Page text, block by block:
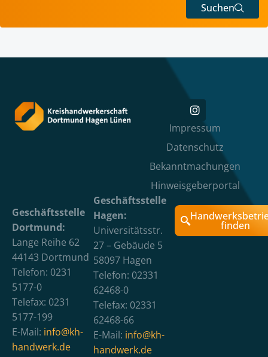
Suchen
Impressum
Datenschutz
Bekanntmachungen
Hinweisgeberportal
Geschäftsstelle
Dortmund:
Lange Reihe 62
44143 Dortmund
Telefon: 0231
5177-0
Telefax: 0231
5177-199
E-Mail: info@kh-
handwerk.de
Geschäftsstelle
Hagen:
Universitätsstr.
27 – Gebäude 5
58097 Hagen
Telefon: 02331
62468-0
Telefax: 02331
62468-66
E-Mail: info@kh-
handwerk.de
finden